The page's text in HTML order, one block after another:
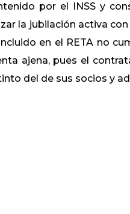
por el INSS y
la jubilación activa
en el RETA no
ajena, pues el
del de sus socios y